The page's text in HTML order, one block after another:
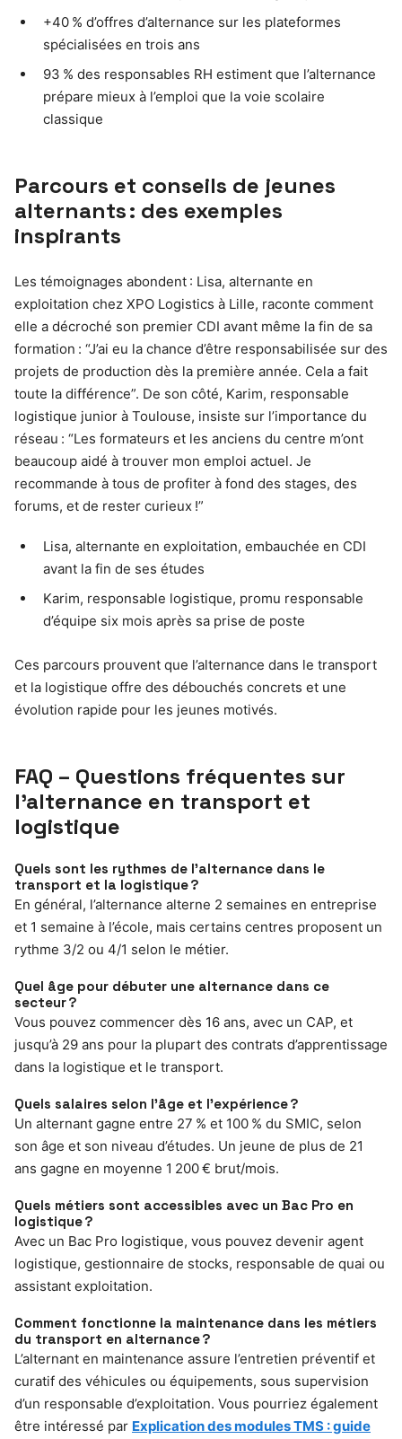
+40 % d’offres d’alternance sur les plateformes
spécialisées en trois ans
93 % des responsables RH estiment que l’alternance
prépare mieux à l’emploi que la voie scolaire
classique
Parcours et conseils de jeunes
alternants : des exemples
inspirants
Les témoignages abondent : Lisa, alternante en
exploitation chez XPO Logistics à Lille, raconte comment
elle a décroché son premier CDI avant même la fin de sa
formation : “J’ai eu la chance d’être responsabilisée sur des
projets de production dès la première année. Cela a fait
toute la différence”. De son côté, Karim, responsable
logistique junior à Toulouse, insiste sur l’importance du
réseau : “Les formateurs et les anciens du centre m’ont
beaucoup aidé à trouver mon emploi actuel. Je
recommande à tous de profiter à fond des stages, des
forums, et de rester curieux !”
Lisa, alternante en exploitation, embauchée en CDI
avant la fin de ses études
Karim, responsable logistique, promu responsable
d’équipe six mois après sa prise de poste
Ces parcours prouvent que l’alternance dans le transport
et la logistique offre des débouchés concrets et une
évolution rapide pour les jeunes motivés.
FAQ – Questions fréquentes sur
l’alternance en transport et
logistique
Quels sont les rythmes de l’alternance dans le
transport et la logistique ?
En général, l’alternance alterne 2 semaines en entreprise
et 1 semaine à l’école, mais certains centres proposent un
rythme 3/2 ou 4/1 selon le métier.
Quel âge pour débuter une alternance dans ce
secteur ?
Vous pouvez commencer dès 16 ans, avec un CAP, et
jusqu’à 29 ans pour la plupart des contrats d’apprentissage
dans la logistique et le transport.
Quels salaires selon l’âge et l’expérience ?
Un alternant gagne entre 27 % et 100 % du SMIC, selon
son âge et son niveau d’études. Un jeune de plus de 21
ans gagne en moyenne 1 200 € brut/mois.
Quels métiers sont accessibles avec un Bac Pro en
logistique ?
Avec un Bac Pro logistique, vous pouvez devenir agent
logistique, gestionnaire de stocks, responsable de quai ou
assistant exploitation.
Comment fonctionne la maintenance dans les métiers
du transport en alternance ?
L’alternant en maintenance assure l’entretien préventif et
curatif des véhicules ou équipements, sous supervision
d’un responsable d’exploitation. Vous pourriez également
être intéressé par Explication des modules TMS : guide